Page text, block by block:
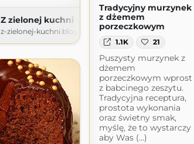
Z zielonej kuchni
z-zielonej-kuchni.blogspot.com
Tradycyjny murzynek
z dżemem
porzeczkowym
1.1K 21
Puszysty murzynek z
dżemem
porzeczkowym wprost
z babcinego zeszytu.
Tradycyjna receptura,
prostota wykonania
oraz świetny smak,
myślę, że to wystarczy
aby Was (...)